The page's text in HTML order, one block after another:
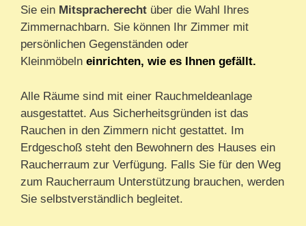
Sie ein Mitspracherecht über die Wahl Ihres
Zimmernachbarn. Sie können Ihr Zimmer mit
persönlichen Gegenständen oder
Kleinmöbeln einrichten, wie es Ihnen gefällt.
Alle Räume sind mit einer Rauchmeldeanlage
ausgestattet. Aus Sicherheitsgründen ist das
Rauchen in den Zimmern nicht gestattet. Im
Erdgeschoß steht den Bewohnern des Hauses ein
Raucherraum zur Verfügung. Falls Sie für den Weg
zum Raucherraum Unterstützung brauchen, werden
Sie selbstverständlich begleitet.